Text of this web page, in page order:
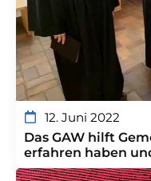
12. Juni 2022
Das GAW hilft
erfahren haben